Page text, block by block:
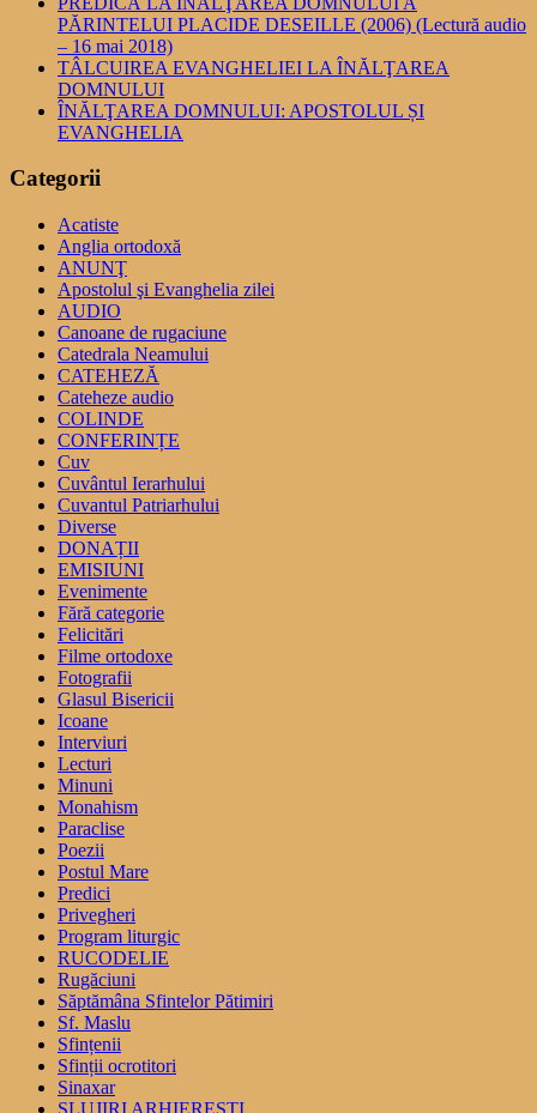
PĂRINTELUI PLACIDE DESEILLE (2006) (Lectură audio
– 16 mai 2018)
TÂLCUIREA EVANGHELIEI LA ÎNĂLŢAREA
DOMNULUI
ÎNĂLŢAREA DOMNULUI: APOSTOLUL ȘI
EVANGHELIA
Categorii
Acatiste
Anglia ortodoxă
ANUNŢ
Apostolul şi Evanghelia zilei
AUDIO
Canoane de rugaciune
Catedrala Neamului
CATEHEZĂ
Cateheze audio
COLINDE
CONFERINȚE
Cuv
Cuvântul Ierarhului
Cuvantul Patriarhului
Diverse
DONAȚII
EMISIUNI
Evenimente
Fără categorie
Felicitări
Filme ortodoxe
Fotografii
Glasul Bisericii
Icoane
Interviuri
Lecturi
Minuni
Monahism
Paraclise
Poezii
Postul Mare
Predici
Privegheri
Program liturgic
RUCODELIE
Rugăciuni
Săptămâna Sfintelor Pătimiri
Sf. Maslu
Sfințenii
Sfinții ocrotitori
Sinaxar
SLUJIRI ARHIEREȘTI